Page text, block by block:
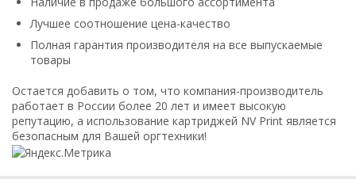
Лучшее соотношение цена-качество
Полная гарантия производителя на все выпускаемые
товары
Остается добавить о том, что компания-производитель
работает в России более 20 лет и имеет высокую
репутацию, а использование картриджей NV Print является
безопасным для Вашей оргтехники!